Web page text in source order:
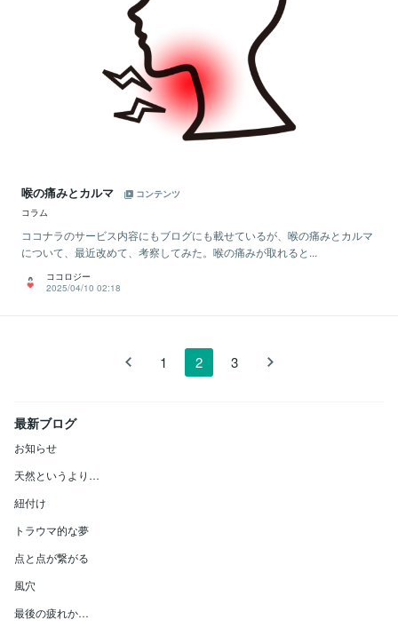
喉の痛みとカルマ
コンテンツ
コラム
ココナラのサービス内容にもブログにも載せているが、喉の痛みとカルマ
について、最近改めて、考察してみた。喉の痛みが取れると...
ココロジー
2025/04/10 02:18
1 2 3
最新ブログ
お知らせ
天然というより…
紐付け
トラウマ的な夢
点と点が繋がる
風穴
最後の疲れか…